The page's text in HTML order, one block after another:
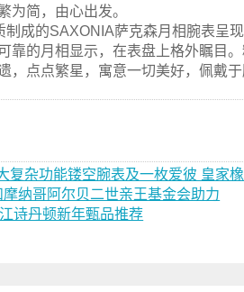
为简，由心出发。
成的SAXONIA萨克森月相腕表呈
靠的月相显示，在表盘上格外瞩目
，点点繁星，寓意一切美好，佩戴
复杂功能镂空腕表及一枚爱彼 皇家
纳哥阿尔贝二世亲王基金会助力
诗丹顿新年甄品推荐